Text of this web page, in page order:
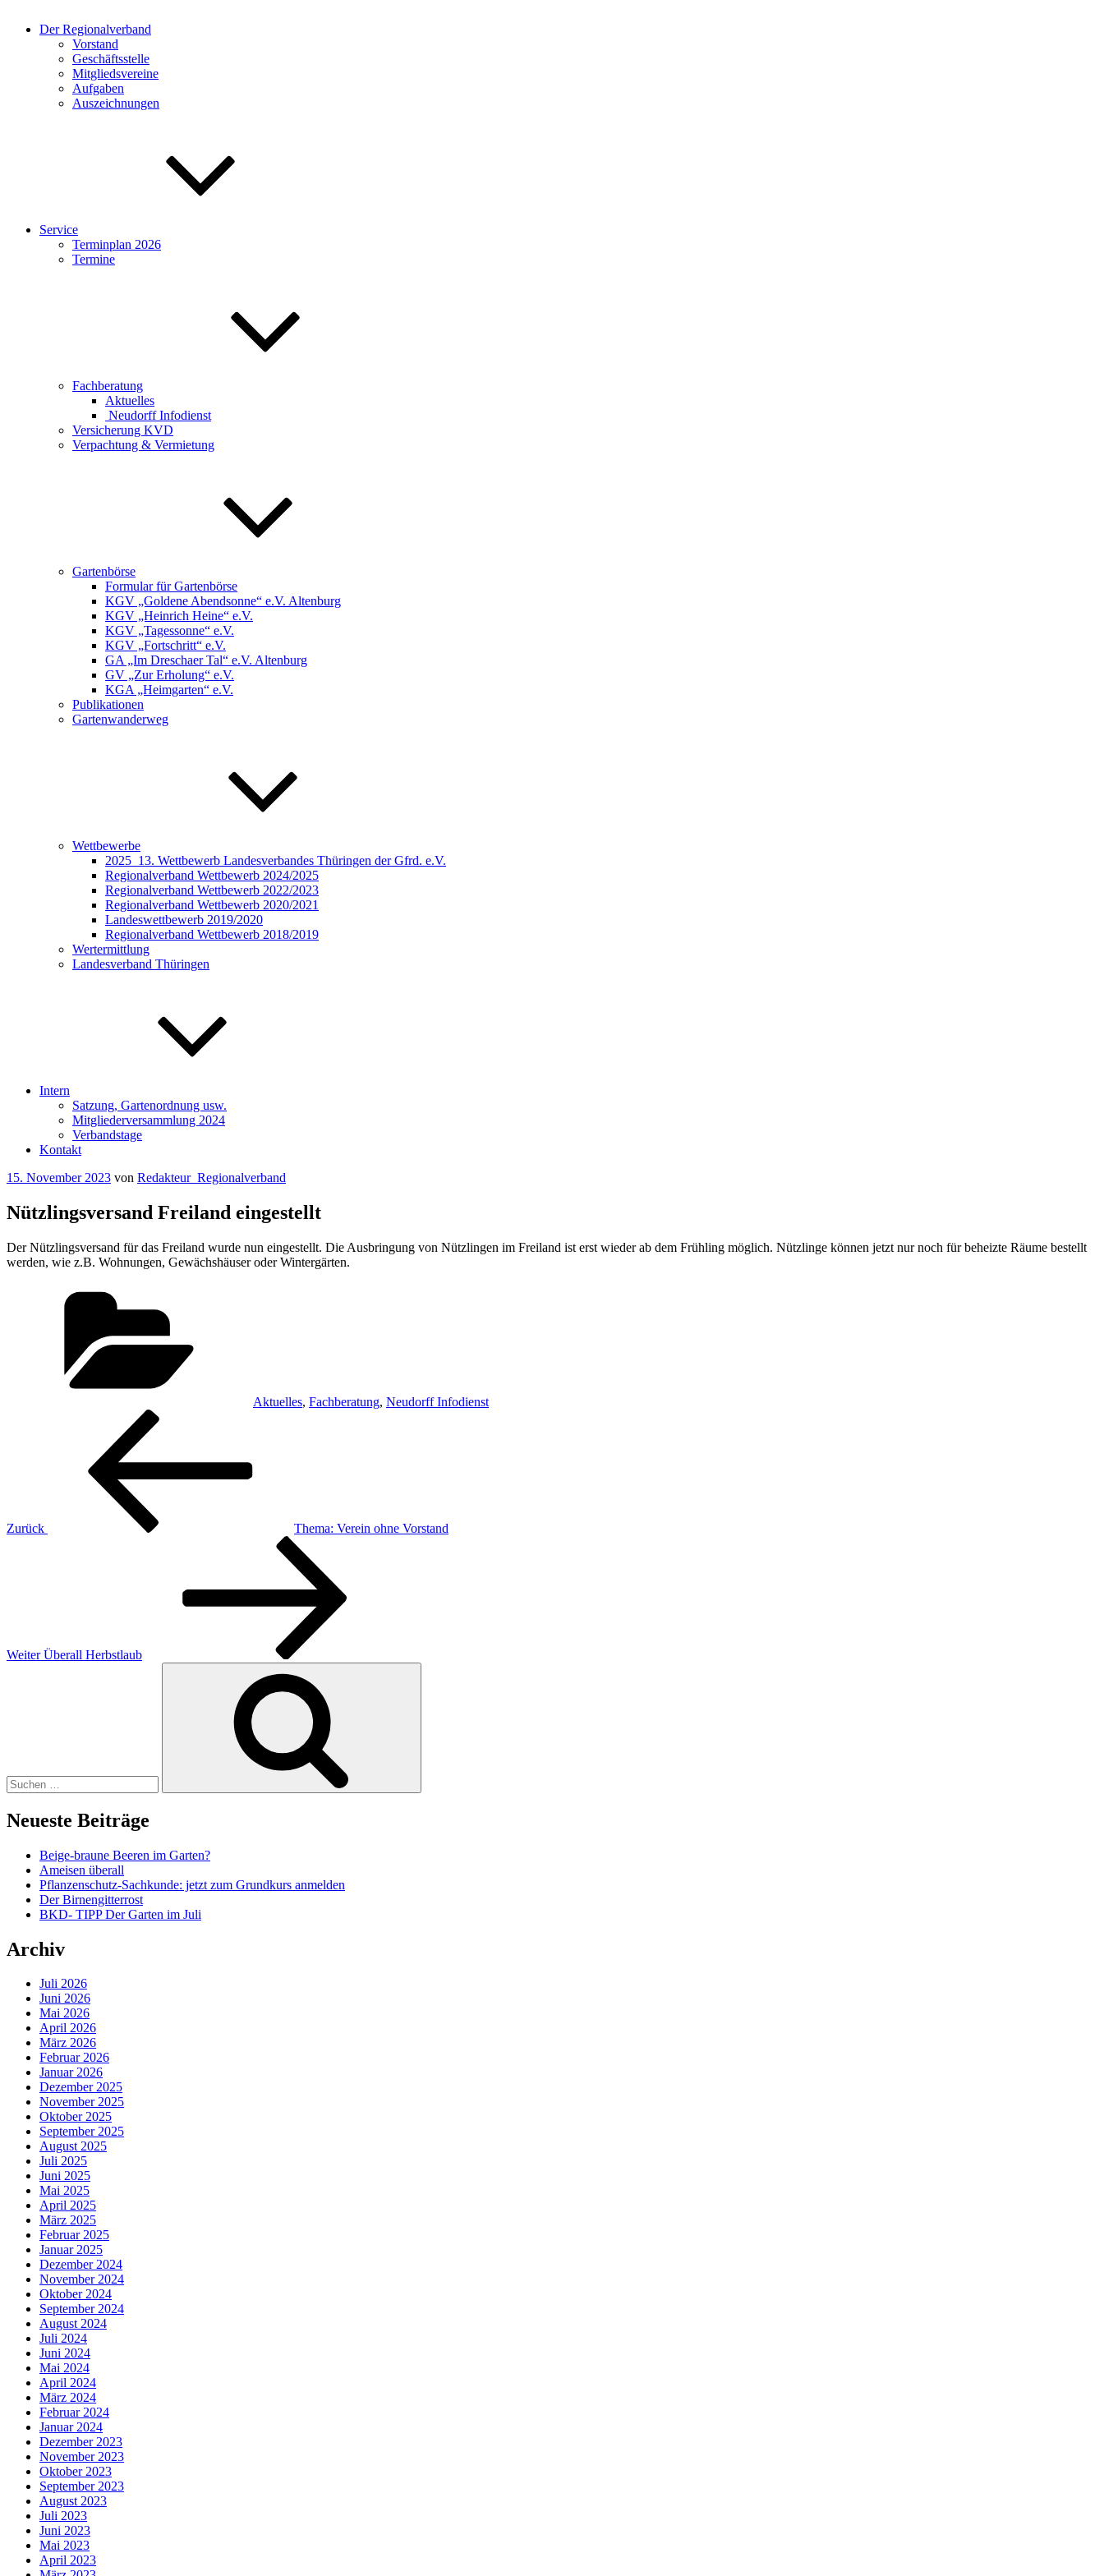
Der Regionalverband
Vorstand
Geschäftsstelle
Mitgliedsvereine
Aufgaben
Auszeichnungen
Service
Terminplan 2026
Termine
Fachberatung
Aktuelles
Neudorff Infodienst
Versicherung KVD
Verpachtung & Vermietung
Gartenbörse
Formular für Gartenbörse
KGV „Goldene Abendsonne“ e.V. Altenburg
KGV „Heinrich Heine“ e.V.
KGV „Tagessonne“ e.V.
KGV „Fortschritt“ e.V.
GA „Im Dreschaer Tal“ e.V. Altenburg
GV „Zur Erholung“ e.V.
KGA „Heimgarten“ e.V.
Publikationen
Gartenwanderweg
Wettbewerbe
2025_13. Wettbewerb Landesverbandes Thüringen der Gfrd. e.V.
Regionalverband Wettbewerb 2024/2025
Regionalverband Wettbewerb 2022/2023
Regionalverband Wettbewerb 2020/2021
Landeswettbewerb 2019/2020
Regionalverband Wettbewerb 2018/2019
Wertermittlung
Landesverband Thüringen
Intern
Satzung, Gartenordnung usw.
Mitgliederversammlung 2024
Verbandstage
Kontakt
Veröffentlicht
15. November 2023 von Redakteur_Regionalverband
Nützlingsversand Freiland eingestellt
Der Nützlingsversand für das Freiland wurde nun eingestellt. Die Ausbringung von Nützlingen im Freiland ist erst wieder ab dem Frühling möglich. Nützlinge können jetzt nur noch für beheizte Räume bestellt
werden, wie z.B. Wohnungen, Gewächshäuser oder Wintergärten.
Aktuelles, Fachberatung, Neudorff Infodienst
Beitragsnavigation
Zurück
Thema: Verein ohne Vorstand
Weiter Überall Herbstlaub
Neueste Beiträge
Beige-braune Beeren im Garten?
Ameisen überall
Pflanzenschutz-Sachkunde: jetzt zum Grundkurs anmelden
Der Birnengitterrost
BKD- TIPP Der Garten im Juli
Archiv
Juli 2026
Juni 2026
Mai 2026
April 2026
März 2026
Februar 2026
Januar 2026
Dezember 2025
November 2025
Oktober 2025
September 2025
August 2025
Juli 2025
Juni 2025
Mai 2025
April 2025
März 2025
Februar 2025
Januar 2025
Dezember 2024
November 2024
Oktober 2024
September 2024
August 2024
Juli 2024
Juni 2024
Mai 2024
April 2024
März 2024
Februar 2024
Januar 2024
Dezember 2023
November 2023
Oktober 2023
September 2023
August 2023
Juli 2023
Juni 2023
Mai 2023
April 2023